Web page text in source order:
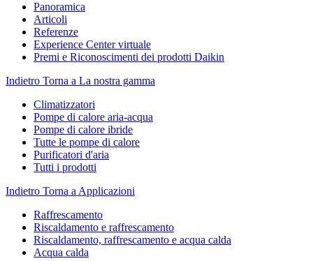
Panoramica
Articoli
Referenze
Experience Center virtuale
Premi e Riconoscimenti dei prodotti Daikin
Indietro Torna a La nostra gamma
Climatizzatori
Pompe di calore aria-acqua
Pompe di calore ibride
Tutte le pompe di calore
Purificatori d'aria
Tutti i prodotti
Indietro Torna a Applicazioni
Raffrescamento
Riscaldamento e raffrescamento
Riscaldamento, raffrescamento e acqua calda
Acqua calda